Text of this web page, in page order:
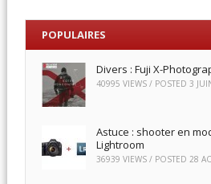
POPULAIRES
Divers : Fuji X-
40995 VIEWS / POSTED 3
Astuce : shooter en
Lightroom
36939 VIEWS / POSTED 28